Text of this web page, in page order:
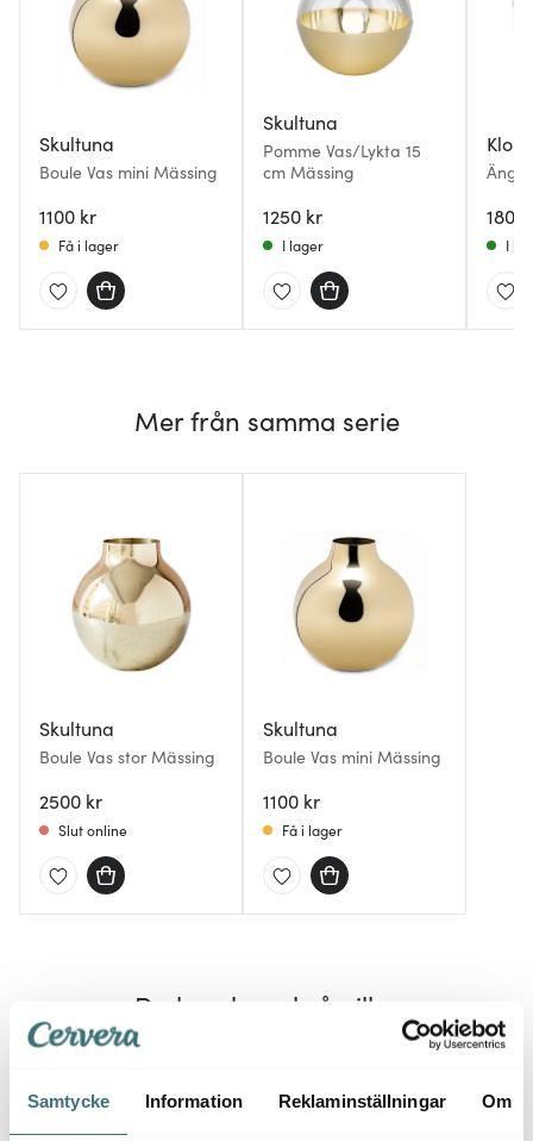
Samtycke Information Reklaminställningar Om
Skultuna
Boule Vas mini Mässing
1100 kr
Få i lager
Skultuna
Pomme Vas/Lykta 15
cm Mässing
1250 kr
I lager
Äng
1800
I
Mer från samma serie
Skultuna
Boule Vas stor Mässing
2500 kr
Slut online
Skultuna
Boule Vas mini Mässing
1100 kr
Få i lager
Du kanske också gillar